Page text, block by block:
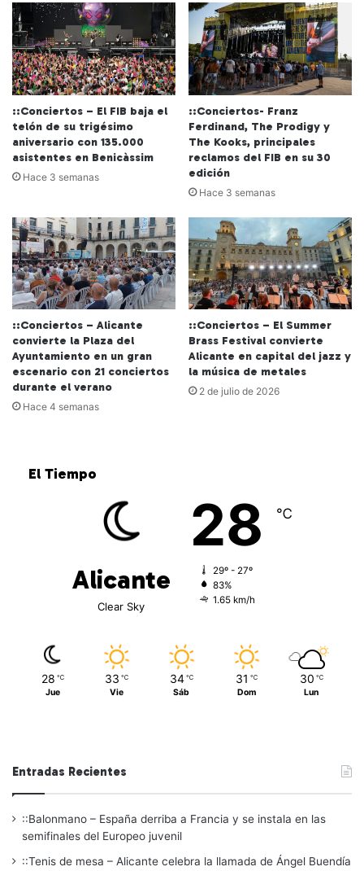
::Conciertos – El FIB baja el
telón de su trigésimo
aniversario con 135.000
asistentes en Benicàssim
Hace 3 semanas
::Conciertos- Franz
Ferdinand, The Prodigy y
The Kooks, principales
reclamos del FIB en su 30
edición
Hace 3 semanas
::Conciertos – Alicante
convierte la Plaza del
Ayuntamiento en un gran
escenario con 21 conciertos
durante el verano
Hace 4 semanas
::Conciertos – El Summer
Brass Festival convierte
Alicante en capital del jazz y
la música de metales
2 de julio de 2026
El Tiempo
Alicante
Clear Sky
28 ℃
29º - 27º
83%
1.65 km/h
28 ℃
Jue
33 ℃
Vie
34 ℃
Sáb
31 ℃
Dom
30 ℃
Lun
Entradas Recientes
::Balonmano – España derriba a Francia y se instala en las
semifinales del Europeo juvenil
::Tenis de mesa – Alicante celebra la llamada de Ángel Buendía